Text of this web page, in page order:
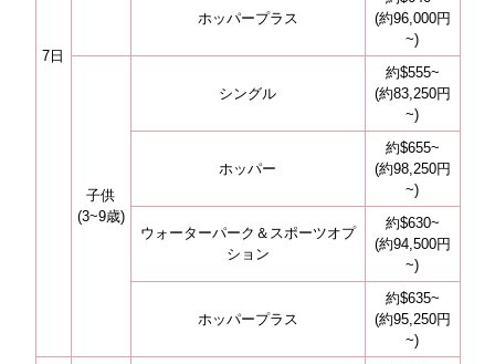
7日
ホッパープラス
(約96,000円
~)
子供
(3~9歳)
シングル
約$555~
(約83,250円
~)
ホッパー
約$655~
(約98,250円
~)
ウォーターパーク＆スポーツオプ
ション
約$630~
(約94,500円
~)
ホッパープラス
約$635~
(約95,250円
~)